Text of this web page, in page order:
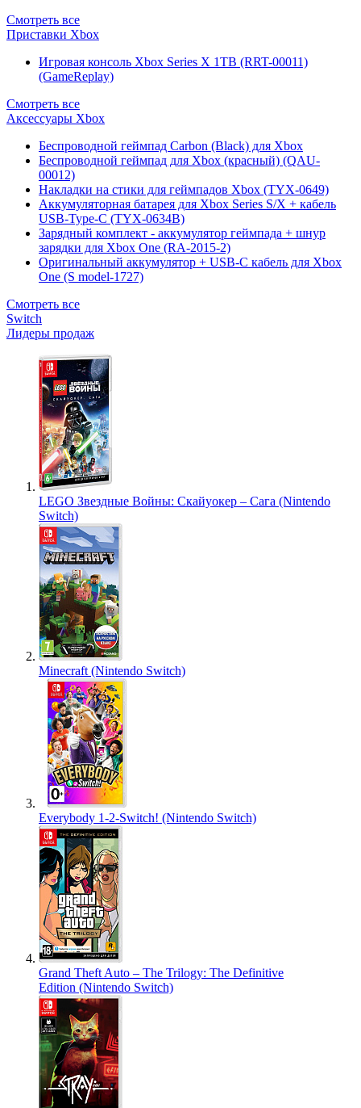
Смотреть все
Приставки Xbox
Игровая консоль Xbox Series X 1TB (RRT-00011)
(GameReplay)
Смотреть все
Аксессуары Xbox
Беспроводной геймпад Carbon (Black) для Xbox
Беспроводной геймпад для Xbox (красный) (QAU-
00012)
Накладки на стики для геймпадов Xbox (TYX-0649)
Аккумуляторная батарея для Xbox Series S/X + кабель
USB-Type-C (TYX-0634B)
Зарядный комплект - аккумулятор геймпада + шнур
зарядки для Xbox One (RA-2015-2)
Оригинальный аккумулятор + USB-C кабель для Xbox
One (S model-1727)
Смотреть все
Switch
Лидеры продаж
LEGO Звездные Войны: Скайуокер – Сага (Nintendo
Switch)
Minecraft (Nintendo Switch)
Everybody 1-2-Switch! (Nintendo Switch)
Grand Theft Auto – The Trilogy: The Definitive
Edition (Nintendo Switch)